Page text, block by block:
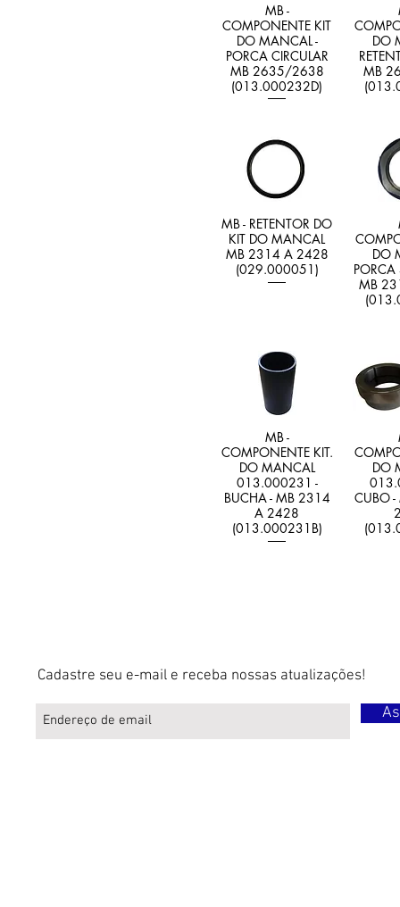
MB -
COMPONENTE KIT
DO MANCAL -
PORCA CIRCULAR
MB 2635/2638
(013.000232D)
DO
MB
MB - RETENTOR DO
KIT DO MANCAL
MB 2314 A 2428
(029.000051)
DO
PORCA
MB
MB -
COMPONENTE KIT.
DO MANCAL
013.000231 -
BUCHA - MB 2314
A 2428
(013.000231B)
DO
CUBO
Cadastre seu e-mail e receba nossas atualizações!